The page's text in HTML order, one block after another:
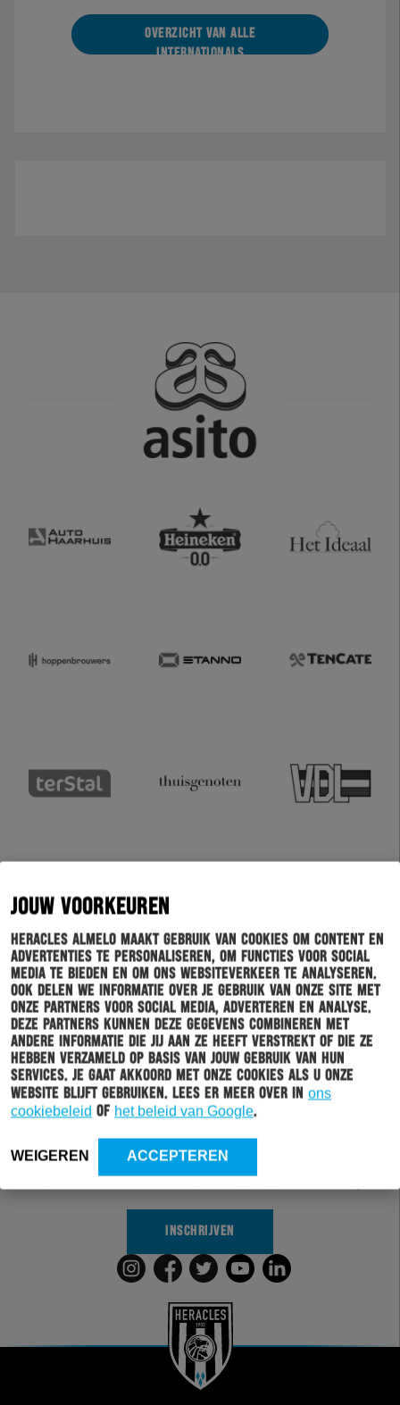
JOUW VOORKEUREN
Heracles Almelo maakt gebruik van cookies om content en
advertenties te personaliseren, om functies voor social
media te bieden en om ons websiteverkeer te analyseren.
Ook delen we informatie over je gebruik van onze site met
onze partners voor social media, adverteren en analyse.
Deze partners kunnen deze gegevens combineren met
andere informatie die jij aan ze heeft verstrekt of die ze
hebben verzameld op basis van jouw gebruik van hun
services. Je gaat akkoord met onze cookies als u onze
website blijft gebruiken. Lees er meer over in ons
cookiebeleid of het beleid van Google.
WEIGEREN ACCEPTEREN
OVERZICHT VAN ALLE
INTERNATIONALS
Schrijf je in voor onze nieuwsbrief
Wil jij altijd en overal op de hoogte gehouden worden
nieuwsbrief van Heracles Almelo. Doordat je zelf aan
kan geven welk nieuws jij van ons wil ontvangen,
INSCHRIJVEN